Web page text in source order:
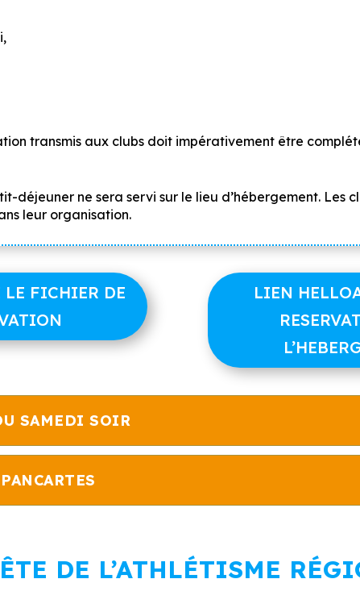
transmis aux clubs doit impérativement être
déjeuner ne sera servi sur le lieu d’hébergement. Les
leur organisation.
LE FICHIER DE
LIEN
SAMEDI SOIR
DE L’ATHLÉTISME